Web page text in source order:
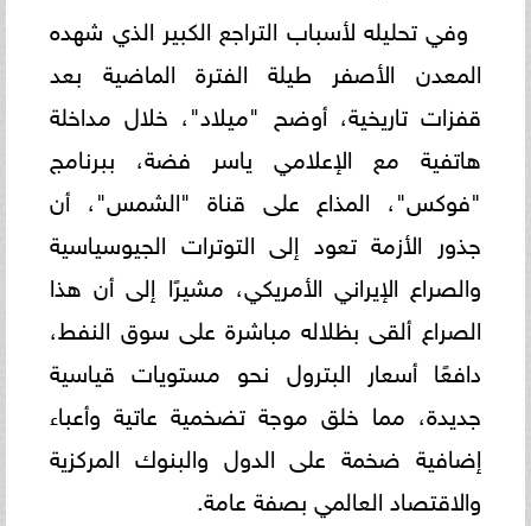
و​في تحليله لأسباب التراجع الكبير الذي شهده
المعدن الأصفر طيلة الفترة الماضية بعد
قفزات تاريخية، أوضح "ميلاد"، خلال مداخلة
هاتفية مع الإعلامي ياسر فضة، ببرنامج
"فوكس"، المذاع على قناة "الشمس"، أن
جذور الأزمة تعود إلى التوترات الجيوسياسية
والصراع الإيراني الأمريكي، مشيرًا إلى أن هذا
الصراع ألقى بظلاله مباشرة على سوق النفط،
دافعًا أسعار البترول نحو مستويات قياسية
جديدة، مما خلق موجة تضخمية عاتية وأعباء
إضافية ضخمة على الدول والبنوك المركزية
والاقتصاد العالمي بصفة عامة.